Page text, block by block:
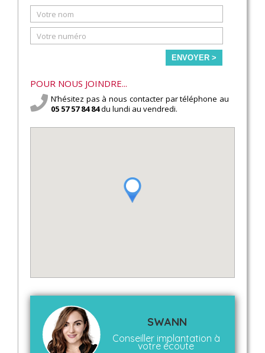
ENVOYER >
POUR NOUS JOINDRE...
N’hésitez pas à nous contacter par téléphone au
05 57 57 84 84du lundi au vendredi.
SWANN
Conseiller implantation à
votre écoute